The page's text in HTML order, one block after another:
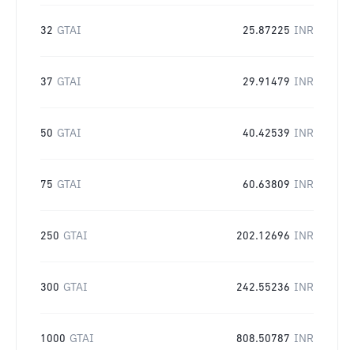
32 GTAI 25.87225 INR
37 GTAI 29.91479 INR
50 GTAI 40.42539 INR
75 GTAI 60.63809 INR
250 GTAI 202.12696 INR
300 GTAI 242.55236 INR
1000 GTAI 808.50787 INR